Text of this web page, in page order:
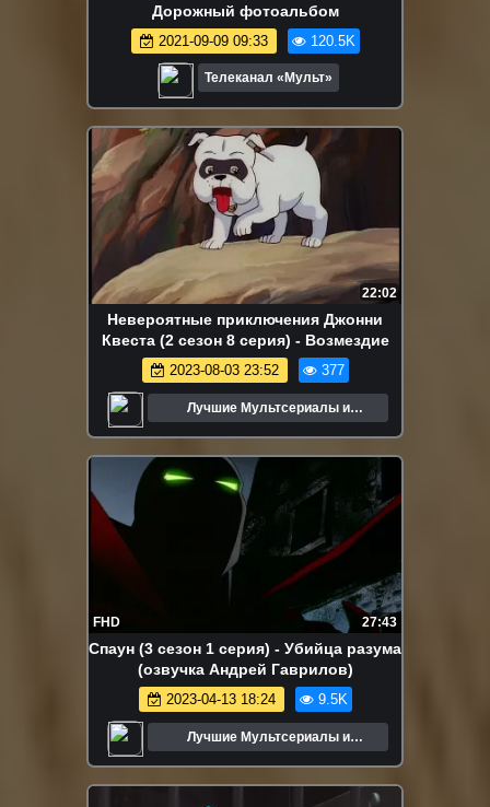
Дорожный фотоальбом
2021-09-09 09:33 120.5K
Телеканал «Мульт»
22:02
Невероятные приключения Джонни
Квеста (2 сезон 8 серия) - Возмездие
2023-08-03 23:52 377
Лучшие Мультсериалы и
Мультфильмы
FHD 27:43
Спаун (3 сезон 1 серия) - Убийца разума
(озвучка Андрей Гаврилов)
2023-04-13 18:24 9.5K
Лучшие Мультсериалы и
Мультфильмы